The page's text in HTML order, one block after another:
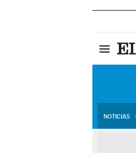
NOTICIAS